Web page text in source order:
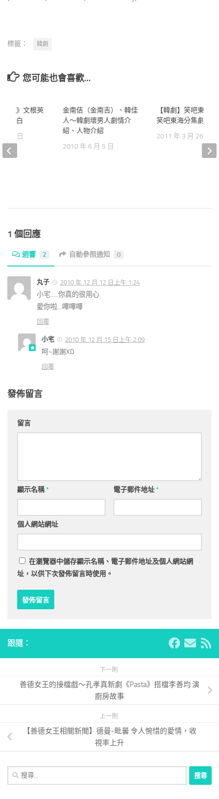
標籤： 韓劇
您可能也會喜歡…
金南佶（金南吉）、韓佳
人～韓劇壞男人劇情介
紹、人物介紹
2010 年 6 月 5 日
【韓劇】笑吧東海
笑吧東海分集劇情
2011 年 3 月 26 日
姐姐》文根英
的告白
19 日
1 個回應
迴響 2 自動參照通知 0
丸子 2010 年 12 月 12 日上午 1:24
小宅…..你真的很用心
愛你啦…嗶嗶嗶
回覆
小宅 2010 年 12 月 15 日上午 2:09
呵~謝謝XD
回覆
發佈留言
留言
顯示名稱* 電子郵件地址*
個人網站網址
在瀏覽器中儲存顯示名稱、電子郵件地址及個人網站網
址，以供下次發佈留言時使用。
跟隨：
下一則
善德女王的接檔戲～孔孝真新劇《Pasta》搭檔李善均 演
廚房故事
上一則
【善德女王相關新聞】德曼-毗曇 令人惋惜的愛情，收
視率上升
搜
尋